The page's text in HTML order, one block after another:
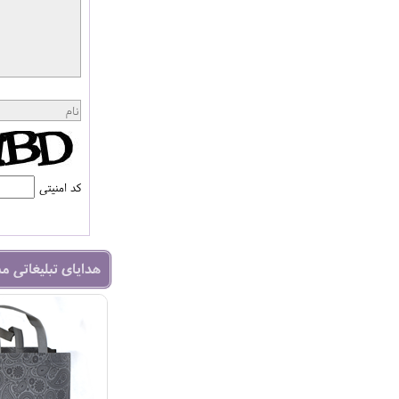
کد امنیتی
هدایای تبلیغاتی